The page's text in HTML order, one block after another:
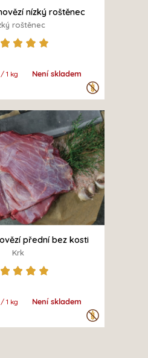
nízký roštěnec
roštěnec
/ 1 kg Není skladem
přední bez kosti
Krk
/ 1 kg Není skladem